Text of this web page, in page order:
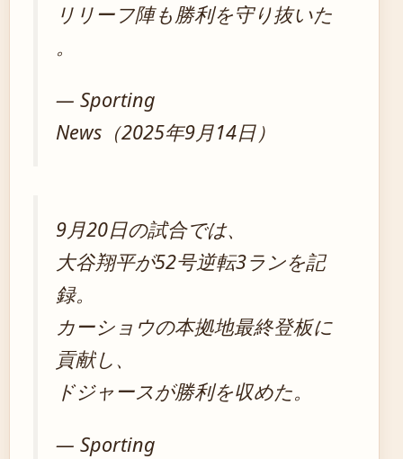
リリーフ陣も勝利を守り抜いた
。
— Sporting
News（2025年9月14日）
9月20日の試合では、
大谷翔平が52号逆転3ランを記
録。
カーショウの本拠地最終登板に
貢献し、
ドジャースが勝利を収めた。
— Sporting